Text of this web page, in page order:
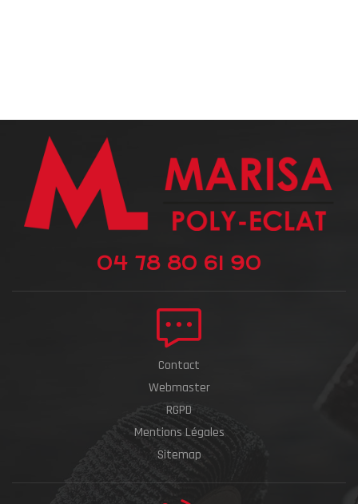
04 78 80 61 90
Contact
Webmaster
RGPD
Mentions Légales
Sitemap